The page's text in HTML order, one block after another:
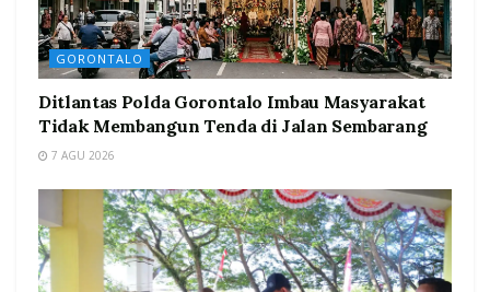
GORONTALO
Ditlantas Polda Gorontalo Imbau Masyarakat
Tidak Membangun Tenda di Jalan Sembarang
7 AGU 2026